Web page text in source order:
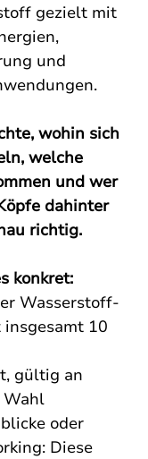
gezielt mit
und
wohin sich
welche
und wer
dahinter
richtig.
konkret:
Wasserstoff-
10
gültig an
Wahl
oder
Diese